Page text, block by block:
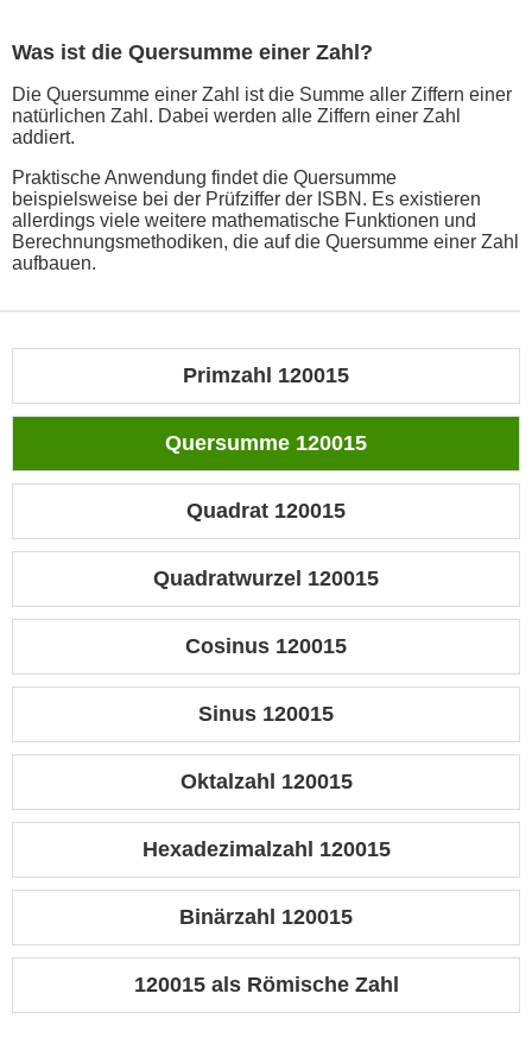
Was ist die Quersumme einer Zahl?
Die Quersumme einer Zahl ist die Summe aller Ziffern einer
natürlichen Zahl. Dabei werden alle Ziffern einer Zahl
addiert.
Praktische Anwendung findet die Quersumme
beispielsweise bei der Prüfziffer der ISBN. Es existieren
allerdings viele weitere mathematische Funktionen und
Berechnungsmethodiken, die auf die Quersumme einer Zahl
aufbauen.
Primzahl 120015
Quersumme 120015
Quadrat 120015
Quadratwurzel 120015
Cosinus 120015
Sinus 120015
Oktalzahl 120015
Hexadezimalzahl 120015
Binärzahl 120015
120015 als Römische Zahl